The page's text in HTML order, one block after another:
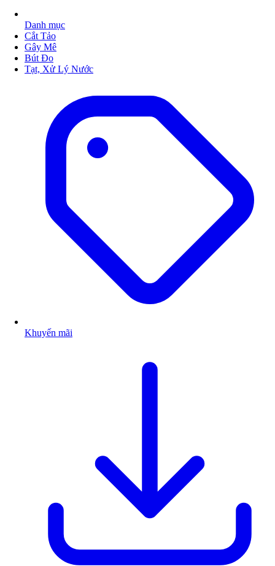
Danh mục
Cắt Tảo
Gây Mê
Bút Đo
Tạt, Xử Lý Nước
Khuyến mãi